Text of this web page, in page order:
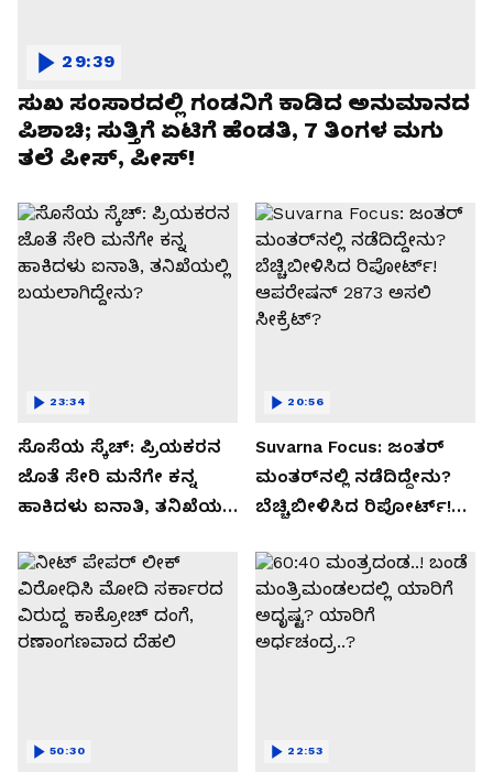
ಸುಖ ಸಂಸಾರದಲ್ಲಿ ಗಂಡನಿಗೆ ಕಾಡಿದ ಅನುಮಾನದ
ಪಿಶಾಚಿ; ಸುತ್ತಿಗೆ ಏಟಿಗೆ ಹೆಂಡತಿ, 7 ತಿಂಗಳ ಮಗು
ತಲೆ ಪೀಸ್, ಪೀಸ್!
29:39
ಸೊಸೆಯ ಸ್ಕೆಚ್: ಪ್ರಿಯಕರನ
ಜೊತೆ ಸೇರಿ ಮನೆಗೇ ಕನ್ನ
ಹಾಕಿದಳು ಐನಾತಿ, ತನಿಖೆಯಲ್ಲಿ
23:34
Suvarna Focus: ಜಂತರ್
ಮಂತರ್‌ನಲ್ಲಿ ನಡೆದಿದ್ದೇನು?
ಬೆಚ್ಚಿಬೀಳಿಸಿದ ರಿಪೋರ್ಟ್!
ಸೀಕ್ರೆಟ್?
20:56
50:30 22:53